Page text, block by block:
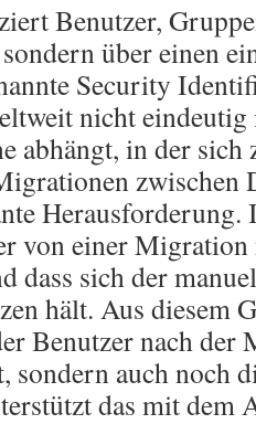
Benutzer,
über einen
Security
nicht
abhängt, in der sich
zwischen
von einer
dass sich der
hält. Aus diesem
Benutzer nach
sondern auch noch
das mit